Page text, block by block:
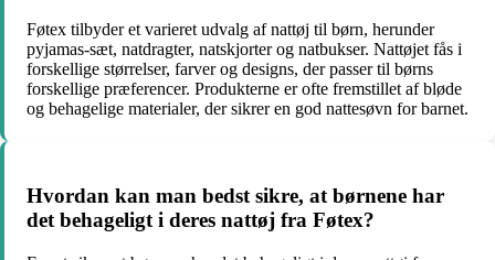
Føtex tilbyder et varieret udvalg af nattøj til børn, herunder
pyjamas-sæt, natdragter, natskjorter og natbukser. Nattøjet fås i
forskellige størrelser, farver og designs, der passer til børns
forskellige præferencer. Produkterne er ofte fremstillet af bløde
og behagelige materialer, der sikrer en god nattesøvn for barnet.
Hvordan kan man bedst sikre, at børnene har
det behageligt i deres nattøj fra Føtex?